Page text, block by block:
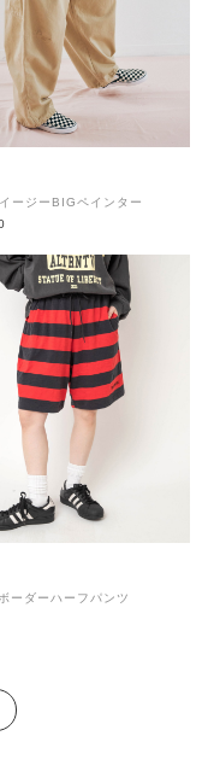
ージーBIGペインター
ーダーハーフパンツ